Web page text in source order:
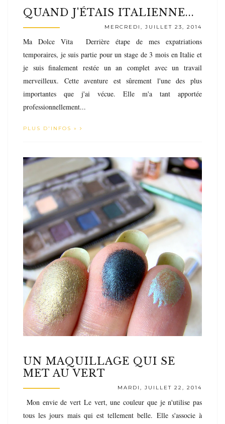
QUAND J'ÉTAIS ITALIENNE...
MERCREDI, JUILLET 23, 2014
Ma Dolce Vita Derrière étape de mes expatriations
temporaires, je suis partie pour un stage de 3 mois en Italie et
je suis finalement restée un an complet avec un travail
merveilleux. Cette aventure est sûrement l'une des plus
importantes que j'ai vécue. Elle m'a tant apportée
professionnellement...
PLUS D'INFOS »
UN MAQUILLAGE QUI SE
MET AU VERT
MARDI, JUILLET 22, 2014
Mon envie de vert Le vert, une couleur que je n'utilise pas
tous les jours mais qui est tellement belle. Elle s'associe à